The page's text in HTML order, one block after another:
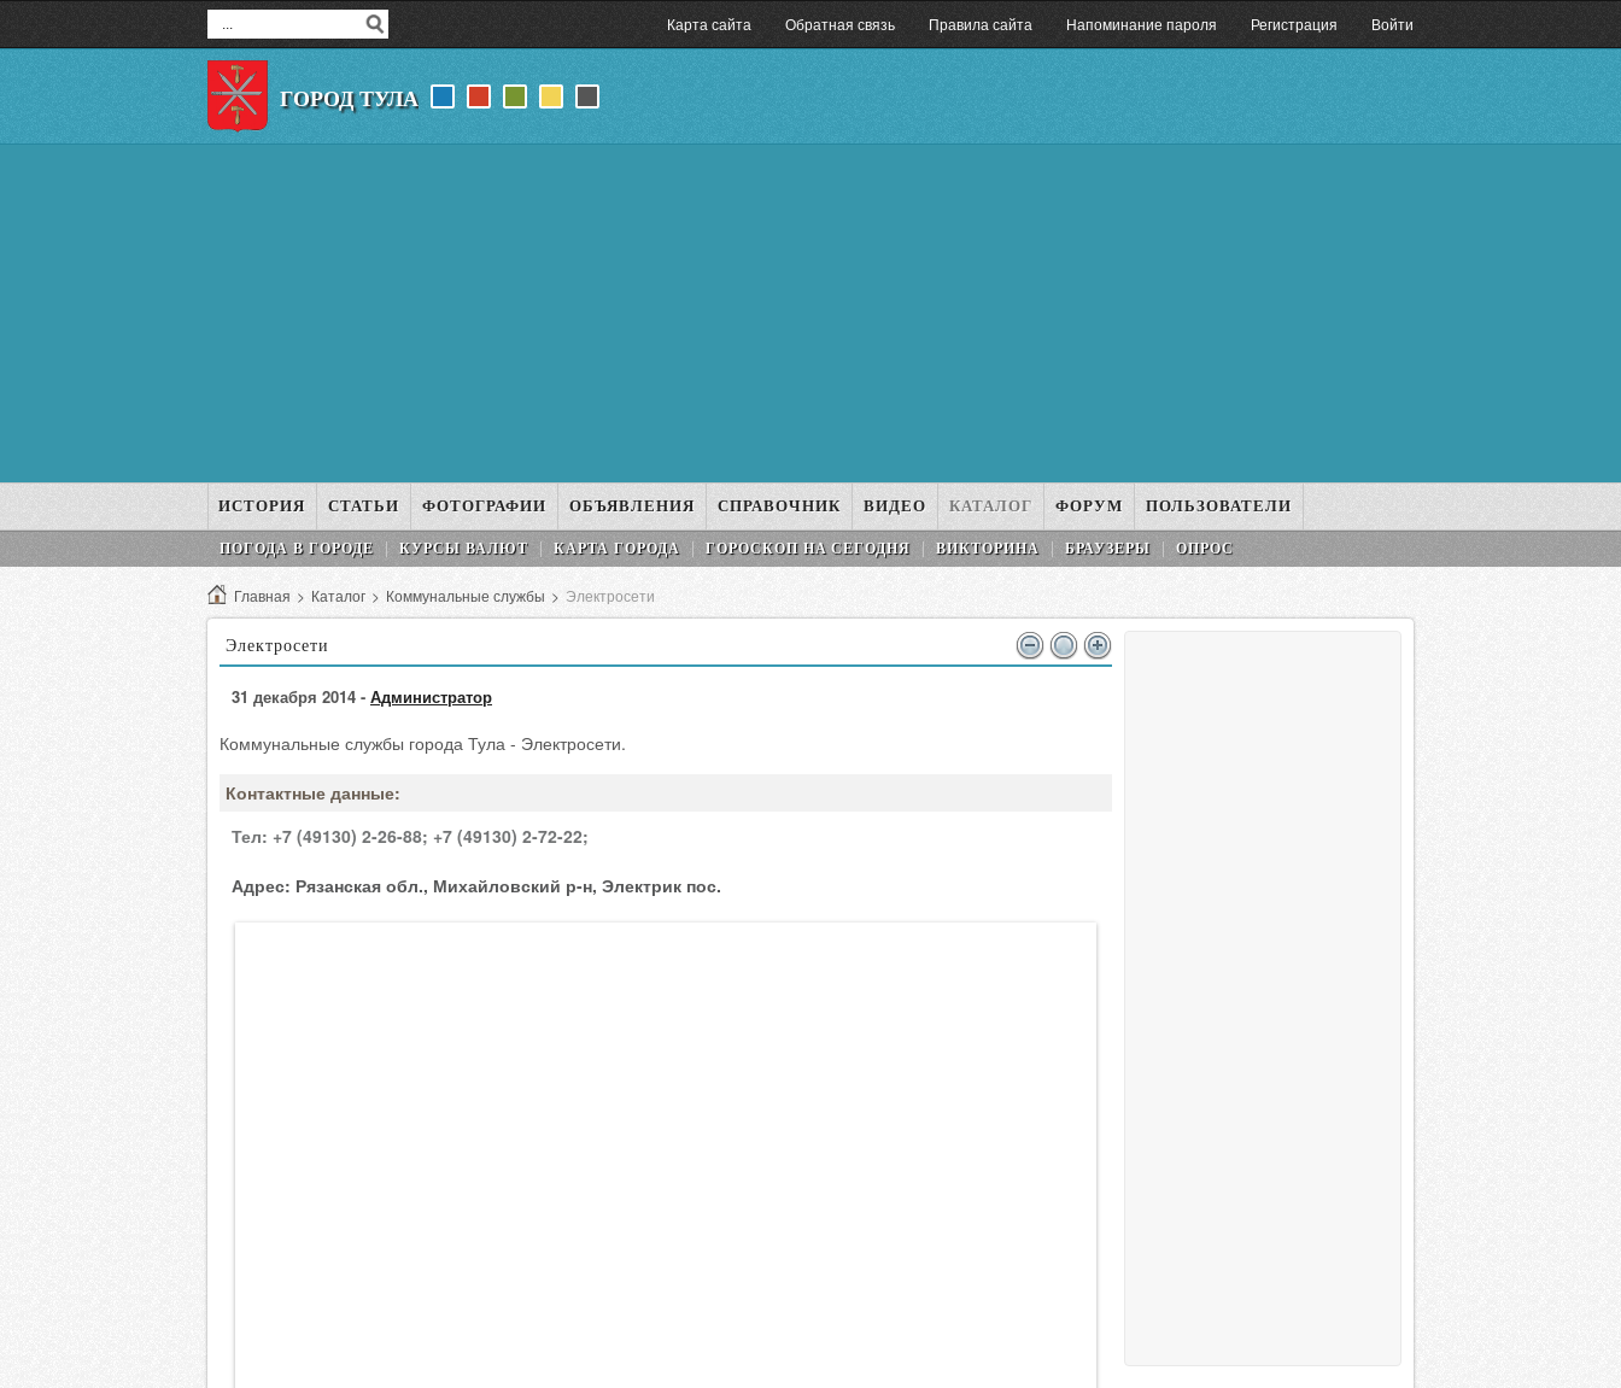
Карта сайта Обратная связь Правила сайта Напоминание пароля Регистрация Войти
ГОРОД ТУЛА
ИСТОРИЯ СТАТЬИ ФОТОГРАФИИ ОБЪЯВЛЕНИЯ СПРАВОЧНИК ВИДЕО КАТАЛОГ ФОРУМ ПОЛЬЗОВАТЕЛИ
ПОГОДА В ГОРОДЕ КУРСЫ ВАЛЮТ КАРТА ГОРОДА ГОРОСКОП НA СEГОДНЯ ВИКТОРИНА БРАУЗЕРЫ ОПРОС
Главная > Каталог > Коммунальные службы > Электросети
Электросети
31 декабря 2014 - Администратор
Коммунальные службы города Тула - Электросети.
Контактные данные:
Тел: +7 (49130) 2-26-88; +7 (49130) 2-72-22;
Адрес: Рязанская обл., Михайловский р-н, Электрик пос.